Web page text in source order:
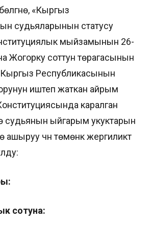
«Кыргыз
судьяларынын статусу
мыйзамынын 26-
Жогорку соттун төрагасынын
Республикасынын
иштеп жаткан айрым
каралган
судьянын ыйгарым укуктарын
үчүн төмөнкү жергиликтүү
сотуна: